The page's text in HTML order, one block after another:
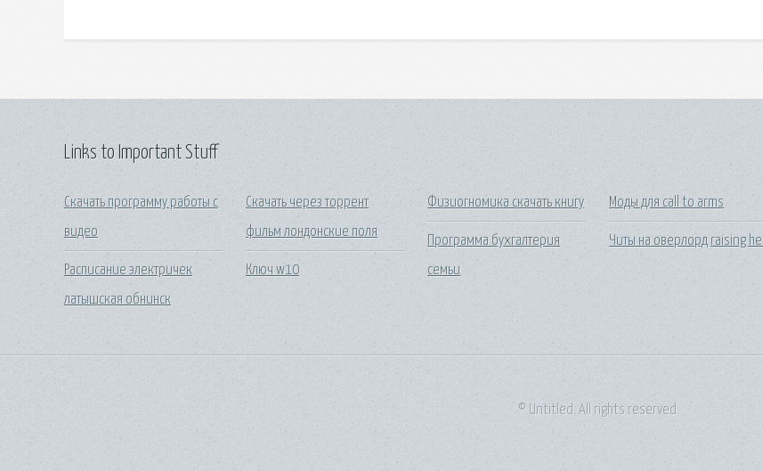
Links to Important Stuff
Скачать программу работы с
видео
Расписание электричек
латышская обнинск
Скачать через торрент
фильм лондонские поля
Ключ w10
Физиогномика скачать книгу
Программа бухгалтерия
семьи
Моды для call to arms
Читы на оверлорд raising hell
© Untitled. All rights reserved.